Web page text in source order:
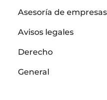
Asesoría de empresas
Avisos legales
Derecho
General